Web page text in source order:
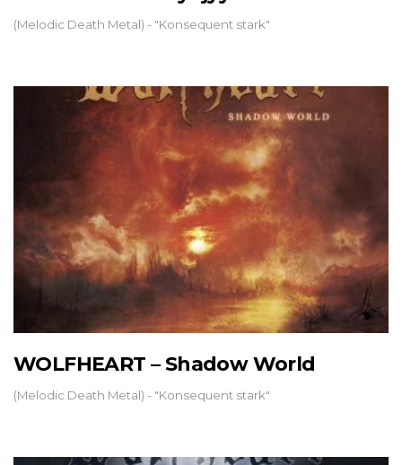
(Melodic Death Metal) - "Konsequent stark"
WOLFHEART – Shadow World
(Melodic Death Metal) - "Konsequent stark"